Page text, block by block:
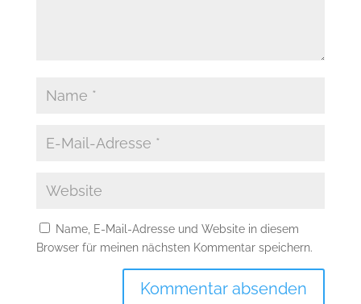
Name, E-Mail-Adresse und Website in diesem
Browser für meinen nächsten Kommentar speichern.